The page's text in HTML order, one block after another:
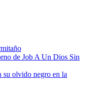
de Job A Un Dios Sin
su olvido negro en la